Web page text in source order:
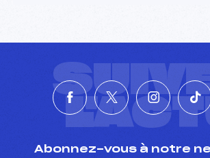
Abonnez-vous à notre